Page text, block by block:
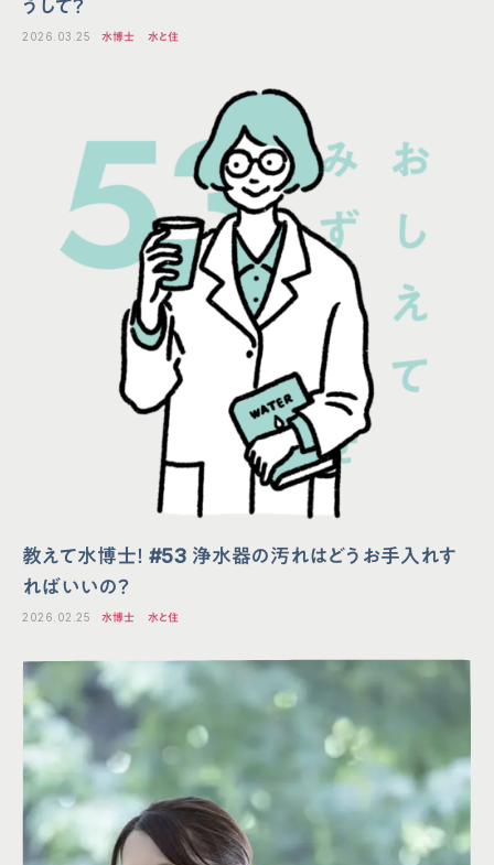
ソーシャルメディアポリシー
法人の皆様へ
取扱説明書
取り付けが可能な蛇口一覧
お手入れ方法
よくあるご質問
お問い合わせ
クリンスイクラブ
うして？
2026.03.25 水博士 水と住
教えて水博士！ #53 浄水器の汚れはどうお手入れす
ればいいの？
2026.02.25 水博士 水と住